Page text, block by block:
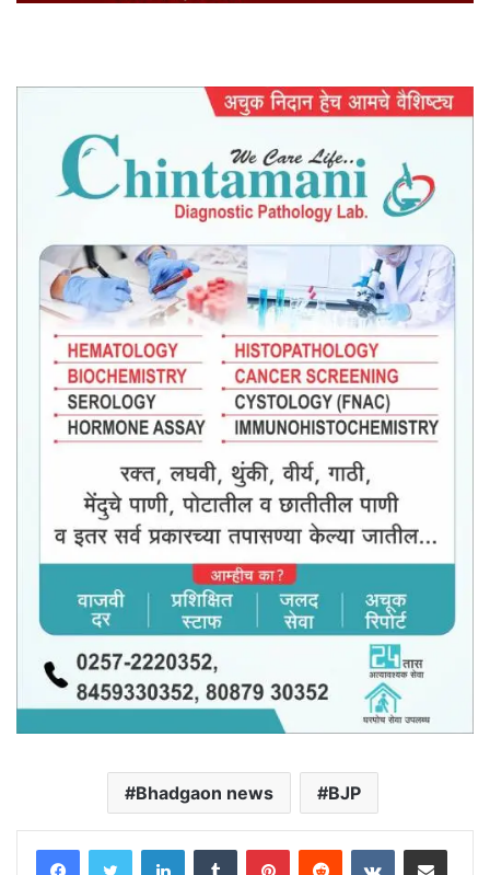
Bhadgaon news BJP
LinkedInTumblr PinterestReddit VKontakteShare via Email